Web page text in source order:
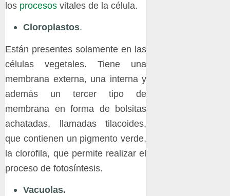
los procesos vitales de la célula.
Cloroplastos.
Están presentes solamente en las
células vegetales. Tiene una
membrana externa, una interna y
además un tercer tipo de
membrana en forma de bolsitas
achatadas, llamadas tilacoides,
que contienen un pigmento verde,
la clorofila, que permite realizar el
proceso de fotosíntesis.
Vacuolas.